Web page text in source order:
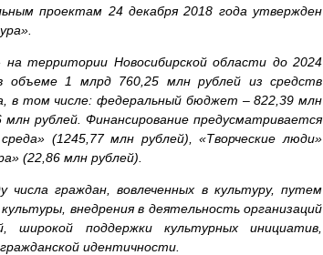
проектам 24 декабря 2018 года утвержден
территории Новосибирской области до 2024
объеме 1 млрд 760,25 млн рублей из средств
в том числе: федеральный бюджет – 822,39 млн
рублей. Финансирование предусматривается
(1245,77 млн рублей), «Творческие люди»
(22,86 млн рублей).
числа граждан, вовлеченных в культуру, путем
внедрения в деятельность организаций
поддержки культурных инициатив,
идентичности.